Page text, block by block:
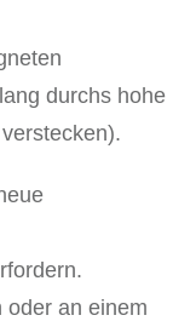
durchs hohe
oder an einem